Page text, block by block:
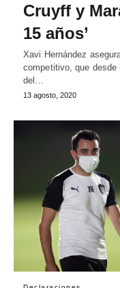
Cruyff y
15 años’
Xavi Hernández
competitivo, que
del…
13 agosto, 2020